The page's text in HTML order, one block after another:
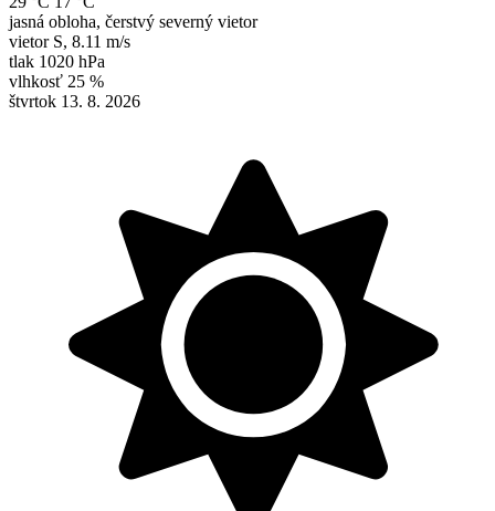
jasná obloha, čerstvý severný vietor
vietor S, 8.11 m/s
tlak 1020 hPa
vlhkosť 25 %
štvrtok 13. 8. 2026